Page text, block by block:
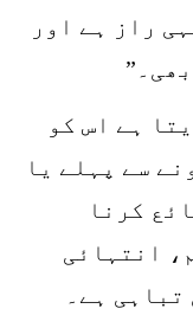
راز ہے اور
ہے اس کو
سے پہلے یا
کرنا
انتہائی
ہے۔